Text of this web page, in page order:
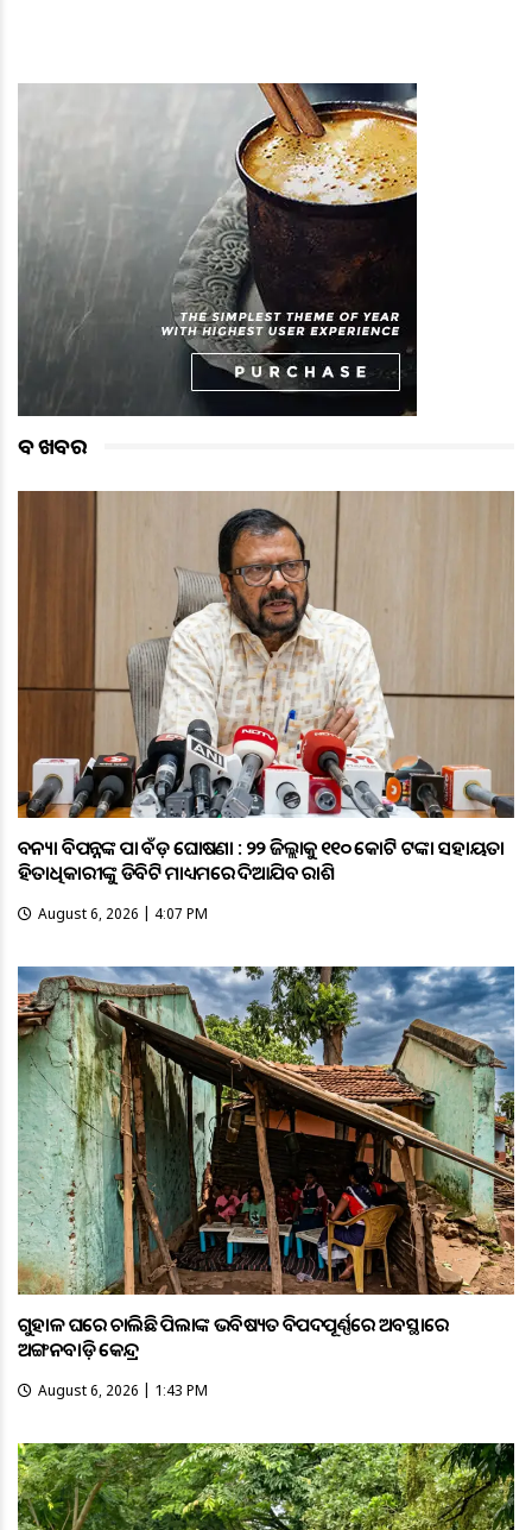
ବଡ ଖବର
ବନ୍ୟା ବିପନ୍ନଙ୍କ ପାଇଁ ବଡ଼ ଘୋଷଣା : ୨୨ ଜିଲ୍ଲାକୁ ୧୧୦ କୋଟି ଟଙ୍କା ସହାୟତା
ହିତାଧିକାରୀଙ୍କୁ ଡିବିଟି ମାଧ୍ୟମରେ ଦିଆଯିବ ରାଶି
August 6, 2026 | 4:07 PM
ଗୁହାଳ ଘରେ ଚାଲିଛି ପିଲାଙ୍କ ଭବିଷ୍ୟତ ବିପଦପୂର୍ଣ୍ଣରେ ଅବସ୍ଥାରେ
ଅଙ୍ଗନବାଡ଼ି କେନ୍ଦ୍ର
August 6, 2026 | 1:43 PM